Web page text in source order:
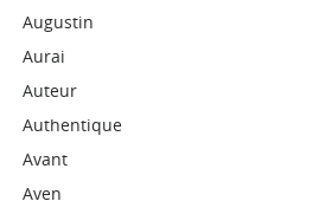
Augustin
Aurai
Auteur
Authentique
Avant
Aven